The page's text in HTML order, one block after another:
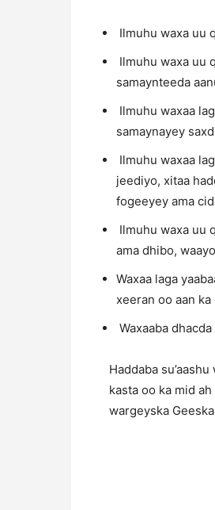
Ilmuhu waxa uu
Ilmuhu waxa uu
samaynteeda
Ilmuhu waxaa
samaynayey
Ilmuhu waxaa
jeediyo, xitaa
fogeeyey ama
Ilmuhu waxa uu
ama dhibo,
Waxaa laga
xeeran oo aan
Waxaaba
Haddaba
kasta oo ka mid
wargeyska